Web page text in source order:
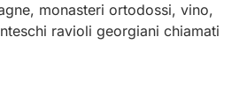
monasteri ortodossi, vino,
ravioli georgiani chiamati